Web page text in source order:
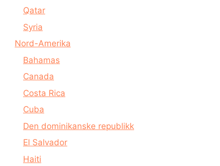
Qatar
Syria
Nord-Amerika
Bahamas
Canada
Costa Rica
Cuba
Den dominikanske republikk
El Salvador
Haiti